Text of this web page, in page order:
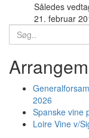
Således
21. februar
Search
for:
2026
Spanske vine
Loire Vine v/